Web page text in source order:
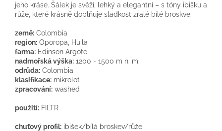
jeho kráse. Šálek je svěží, lehký a elegantní – s tóny ibišku a
růže, které krásně doplňuje sladkost zralé bílé broskve.
země: Colombia
region: Oporopa, Huila
farma: Edinson Argote
nadmořská výška: 1200 - 1500 m n. m.
odrůda: Colombia
klasifikace: mikrolot
zpracování: washed
použití: FILTR
chuťový profil: ibišek/bílá broskev/růže